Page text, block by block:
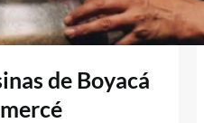
de Boyacá